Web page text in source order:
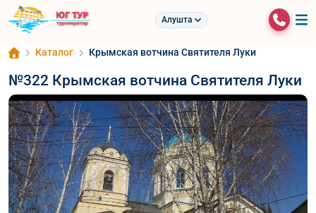
Алушта
Каталог Крымская вотчина Святителя Луки
№322 Крымская вотчина Святителя Луки